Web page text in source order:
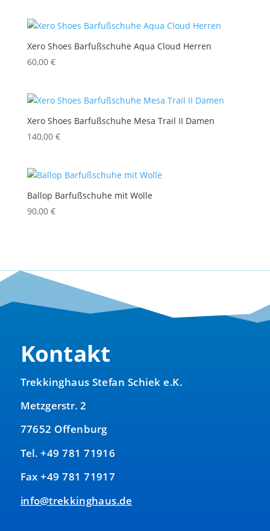
Xero Shoes Barfußschuhe Aqua Cloud Herren
60,00 €
Xero Shoes Barfußschuhe Mesa Trail II Damen
140,00 €
Ballop Barfußschuhe mit Wolle
90,00 €
Kontakt
Trekkinghaus Stefan Schiek e.K.
Metzgerstr. 2
77652 Offenburg
Tel. +49 781 71916
Fax +49 781 71917
info@trekkinghaus.de